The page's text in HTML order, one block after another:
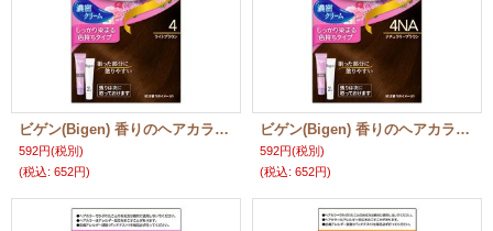
ビゲン(Bigen) 香りのヘアカラー クリーム 4 ライトブラウン ホーユー(hoyu) 白髪染め
592円(税別)
(税込: 652円)
ビゲン(Bigen) 香りのヘアカラー クリーム 4NA ナチュラリーブラウン ホーユー(hoyu) 白髪染め
592円(税別)
(税込: 652円)